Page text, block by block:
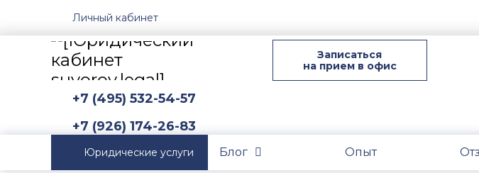
Личный кабинет
Записаться
на прием в офис
+7 (495) 532-54-57
+7 (926) 174-26-83
Юридические услуги Блог Опыт